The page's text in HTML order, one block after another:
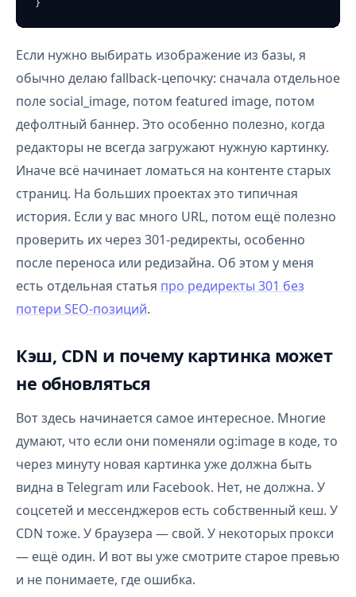
}
Если нужно выбирать изображение из базы, я
обычно делаю fallback-цепочку: сначала отдельное
поле social_image, потом featured image, потом
дефолтный баннер. Это особенно полезно, когда
редакторы не всегда загружают нужную картинку.
Иначе всё начинает ломаться на контенте старых
страниц. На больших проектах это типичная
история. Если у вас много URL, потом ещё полезно
проверить их через 301-редиректы, особенно
после переноса или редизайна. Об этом у меня
есть отдельная статья про редиректы 301 без
потери SEO-позиций.
Кэш, CDN и почему картинка может
не обновляться
Вот здесь начинается самое интересное. Многие
думают, что если они поменяли og:image в коде, то
через минуту новая картинка уже должна быть
видна в Telegram или Facebook. Нет, не должна. У
соцсетей и мессенджеров есть собственный кеш. У
CDN тоже. У браузера — свой. У некоторых прокси
— ещё один. И вот вы уже смотрите старое превью
и не понимаете, где ошибка.